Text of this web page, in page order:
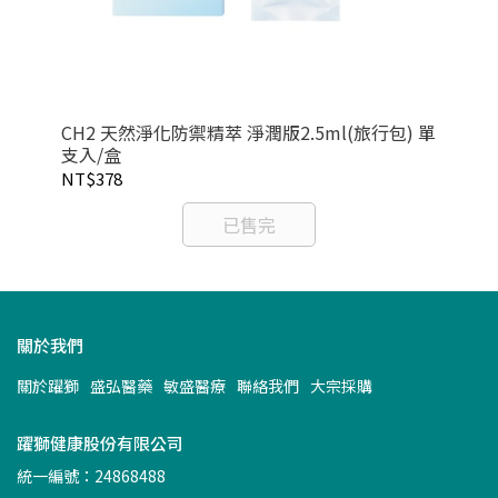
CH2 天然淨化防禦精萃 淨潤版2.5ml(旅行包) 單
支入/盒
NT$378
已售完
關於我們
關於躍獅 盛弘醫藥 敏盛醫療 聯絡我們 大宗採購
躍獅健康股份有限公司
統一編號：24868488